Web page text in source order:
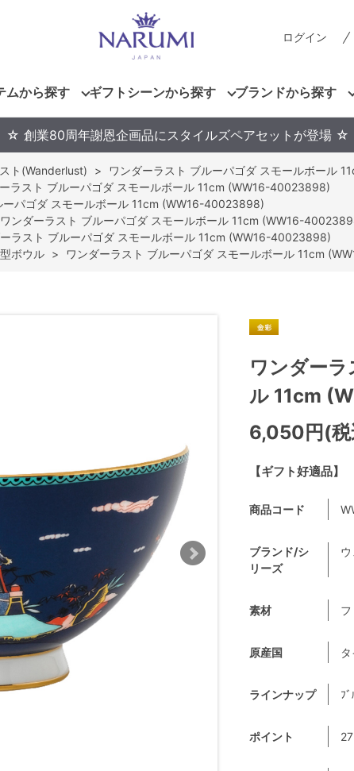
ログイン
ムから探す ギフトシーンから探す ブランドから探す
☆ 創業80周年謝恩企画品にスタイルズペアセットが登場 ☆
ト(Wanderlust) >
ワンダーラスト ブルーパゴダ スモールボール
ラスト ブルーパゴダ スモールボール 11cm (WW16-40023898)
ーパゴダ スモールボール 11cm (WW16-40023898)
ワンダーラスト ブルーパゴダ スモールボール 11cm (WW16-
ラスト ブルーパゴダ スモールボール 11cm (WW16-40023898)
ボウル > ワンダーラスト ブルーパゴダ スモールボール 11cm
【ギフト好適品】
ワンダー
ル 11cm
6,050円(税
商品コード
ブランド/シ
リーズ
素材
原産国 タ
ラインナップ ﾌ
ポイント